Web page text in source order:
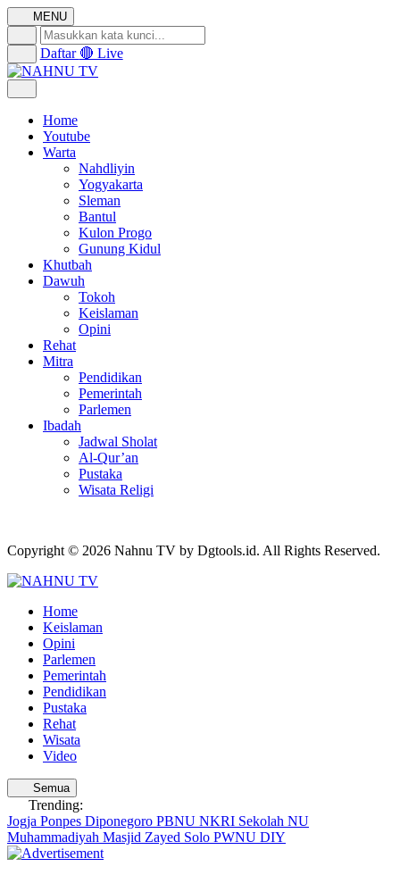
MENU
Daftar 🔴 Live
Home
Youtube
Warta
Nahdliyin
Yogyakarta
Sleman
Bantul
Kulon Progo
Gunung Kidul
Khutbah
Dawuh
Tokoh
Keislaman
Opini
Rehat
Mitra
Pendidikan
Pemerintah
Parlemen
Ibadah
Jadwal Sholat
Al-Qur’an
Pustaka
Wisata Religi
Copyright © 2026 Nahnu TV by Dgtools.id. All Rights Reserved.
Home
Keislaman
Opini
Parlemen
Pemerintah
Pendidikan
Pustaka
Rehat
Wisata
Video
Semua
Trending:
Jogja Ponpes Diponegoro PBNU NKRI Sekolah NU
Muhammadiyah Masjid Zayed Solo PWNU DIY